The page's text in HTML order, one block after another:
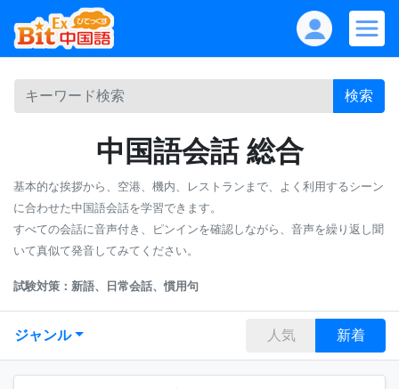
検索
中国語会話 総合
基本的な挨拶から、空港、機内、レストランまで、よく利用するシーン
に合わせた中国語会話を学習できます。
すべての会話に音声付き、ピンインを確認しながら、音声を繰り返し聞
いて真似て発音してみてください。
試験対策：新語、日常会話、慣用句
ジャンル 人気 新着